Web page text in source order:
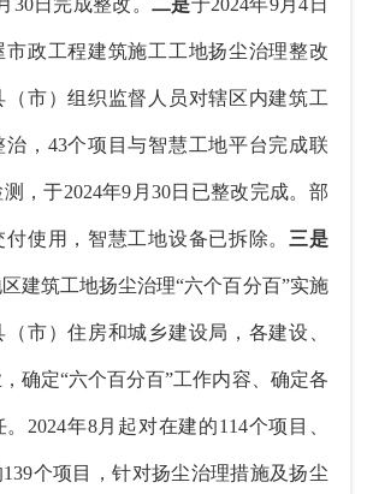
市政工程建筑施工工地扬尘治理整改
（市）组织监督人员对辖区内建筑工
，43个项目与智慧工地平台完成联
，于2024年9月30日已整改完成。部
使用，智慧工地设备已拆除。 三是
建筑工地扬尘治理“六个百分百”实施
市）住房和城乡建设局，各建设、
确定“六个百分百”工作内容、确定各
2024年8月起对在建的114个项目、
139个项目，针对扬尘治理措施及扬尘